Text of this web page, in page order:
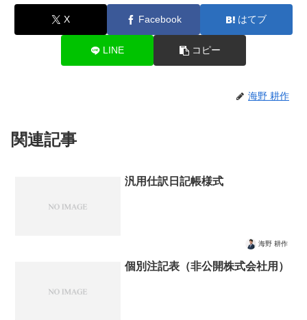
X Facebook はてブ
LINE コピー
海野 耕作
関連記事
汎用仕訳日記帳様式
海野 耕作
個別注記表（非公開株式会社用）